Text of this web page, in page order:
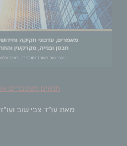
תנאים מצטברים או
מאת עו"ד צבי שוב